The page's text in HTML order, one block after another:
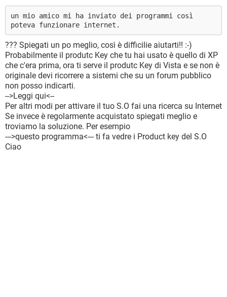
un mio amico mi ha inviato dei programmi così
poteva funzionare internet.
??? Spiegati un po meglio, così è difficilie aiutarti!! :-)
Probabilmente il produtc Key che tu hai usato è quello di XP
che c'era prima, ora ti serve il produtc Key di Vista e se non è
originale devi ricorrere a sistemi che su un forum pubblico
non posso indicarti.
-->Leggi qui<--
Per altri modi per attivare il tuo S.O fai una ricerca su Internet
Se invece è regolarmente acquistato spiegati meglio e
troviamo la soluzione. Per esempio
--->questo programma<--- ti fa vedre i Product key del S.O
Ciao